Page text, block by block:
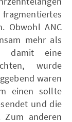
Obwohl ANC
mehr als
damit eine
wurde
waren
einen sollte
und die
Zum anderen